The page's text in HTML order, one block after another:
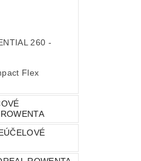
260 -
Flex